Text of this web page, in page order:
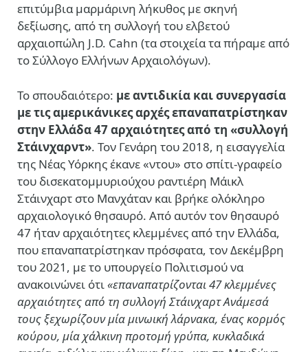
επιτύμβια μαρμάρινη λήκυθος με σκηνή
δεξίωσης, από τη συλλογή του ελβετού
αρχαιοπώλη J.D. Cahn (τα στοιχεία τα πήραμε από
το Σύλλογο Ελλήνων Αρχαιολόγων).
Το σπουδαιότερο: με αντιδικία και συνεργασία
με τις αμερικάνικες αρχές επαναπατρίστηκαν
στην Ελλάδα 47 αρχαιότητες από τη «συλλογή
Στάινχαρντ». Τον Γενάρη του 2018, η εισαγγελία
της Νέας Υόρκης έκανε «ντου» στο σπίτι-γραφείο
του δισεκατομμυριούχου ραντιέρη Μάικλ
Στάινχαρτ στο Μανχάταν και βρήκε ολόκληρο
αρχαιολογικό θησαυρό. Από αυτόν τον θησαυρό
47 ήταν αρχαιότητες κλεμμένες από την Ελλάδα,
που επαναπατρίστηκαν πρόσφατα, τον Δεκέμβρη
του 2021, με το υπουργείο Πολιτισμού να
ανακοινώνει ότι«επαναπατρίζονται 47 κλεμμένες
αρχαιότητες από τη συλλογή Στάινχαρτ Ανάμεσά
τους ξεχωρίζουν μία μινωική λάρνακα, ένας κορμός
κούρου, μία χάλκινη προτομή γρύπα, κυκλαδικά